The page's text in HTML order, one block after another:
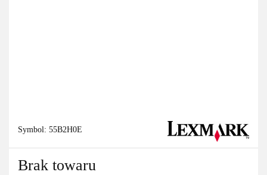
Symbol: 55B2H0E
Brak towaru